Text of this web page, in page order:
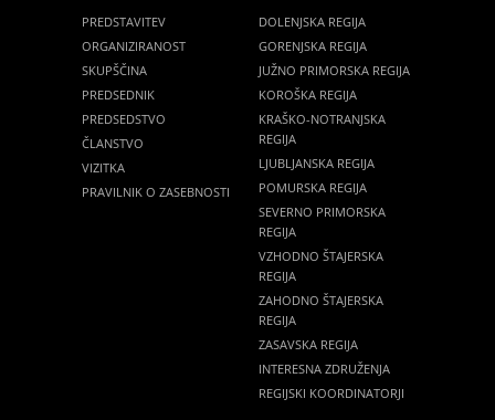
PREDSTAVITEV
ORGANIZIRANOST
SKUPŠČINA
PREDSEDNIK
PREDSEDSTVO
ČLANSTVO
VIZITKA
PRAVILNIK O ZASEBNOSTI
DOLENJSKA REGIJA
GORENJSKA REGIJA
JUŽNO PRIMORSKA REGIJA
KOROŠKA REGIJA
KRAŠKO-NOTRANJSKA
REGIJA
LJUBLJANSKA REGIJA
POMURSKA REGIJA
SEVERNO PRIMORSKA
REGIJA
VZHODNO ŠTAJERSKA
REGIJA
ZAHODNO ŠTAJERSKA
REGIJA
ZASAVSKA REGIJA
INTERESNA ZDRUŽENJA
REGIJSKI KOORDINATORJI